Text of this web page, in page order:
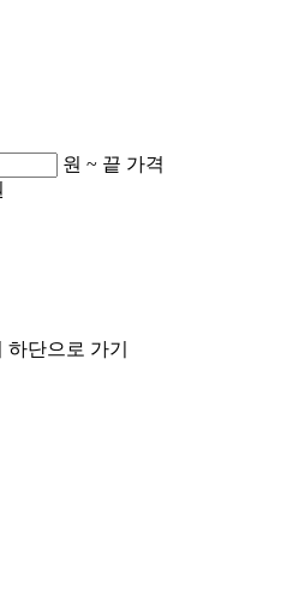
원 ~ 끝 가격
하단으로 가기